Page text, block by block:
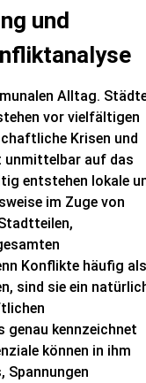
und
Alltag.
vor vielfältigen
Krisen und
unmittelbar auf das
entstehen lokale
im Zuge von
Konflikte häufig als
sind sie ein
genau kennzeichnet
können in ihm
Spannungen